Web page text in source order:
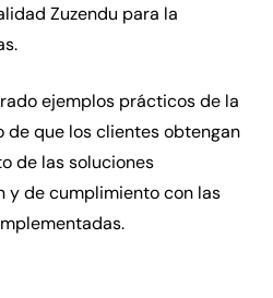
Zuzendu para la
ejemplos prácticos de la
de que los clientes obtengan
de las soluciones
y de cumplimiento con las